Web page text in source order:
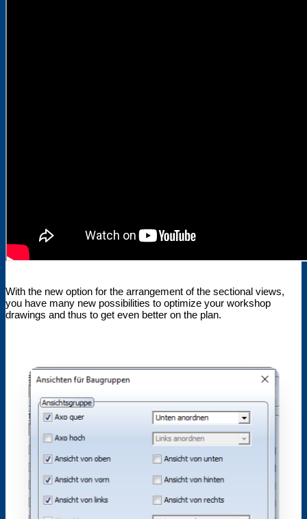
With the new option for the arrangement of the sectional views,
you have many new possibilities to optimize your workshop
drawings and thus to get even better on the plan.